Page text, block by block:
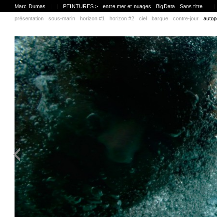
Marc Dumas PEINTURES > entre mer et nuages BigData Sans titre
présentation sous-marin horizon #1 horizon #2 ciel barque contre-jour